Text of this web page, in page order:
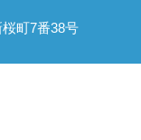
町7番38号